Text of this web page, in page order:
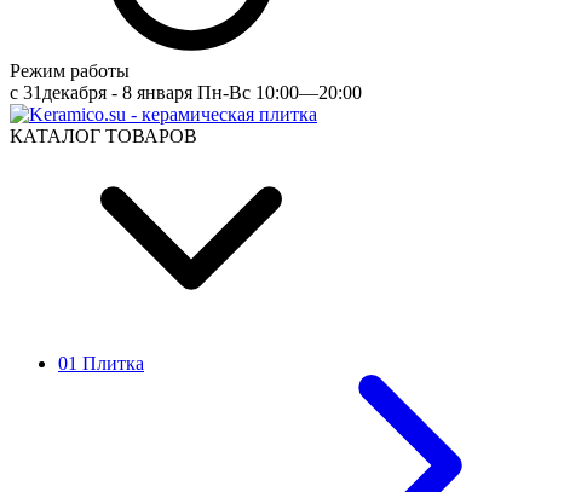
Режим работы
c 31декабря - 8 января Пн-Вс 10:00—20:00
КАТАЛОГ ТОВАРОВ
01 Плитка